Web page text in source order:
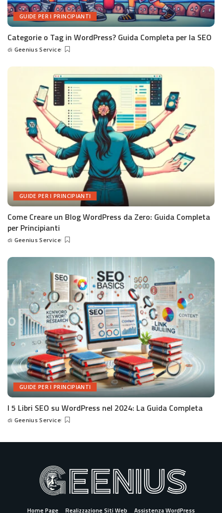
GUIDE PER I PRINCIPIANTI
Categorie o Tag in WordPress? Guida Completa per la SEO
Posted
di Geenius Service
GUIDE PER I PRINCIPIANTI
Come Creare un Blog WordPress da Zero: Guida Completa
per Principianti
Posted
di Geenius Service
GUIDE PER I PRINCIPIANTI
I 5 Libri SEO su WordPress nel 2024: La Guida Completa
Posted
di Geenius Service
Home Page Realizzazione Siti Web Assistenza WordPress